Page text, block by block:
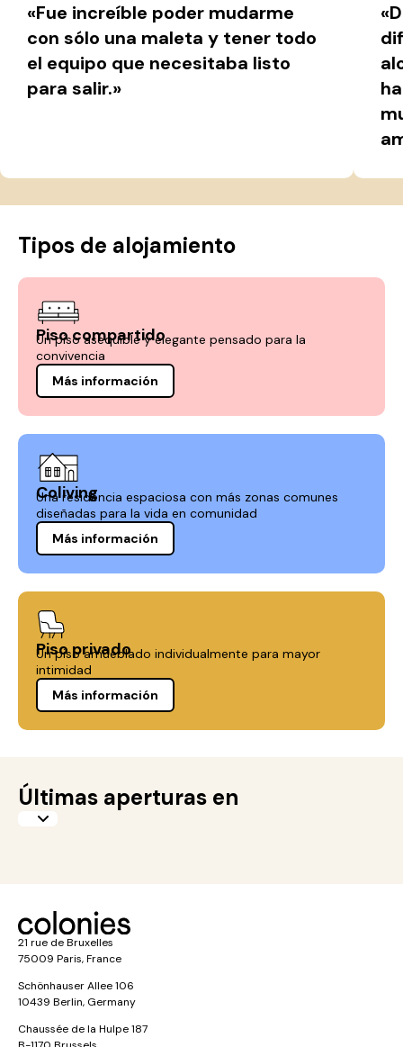
«Fue increíble poder mudarme
con sólo una maleta y tener todo
el equipo que necesitaba listo
para salir.»
Tipos de alojamiento
Piso compartido
Un piso asequible y elegante pensado para la
convivencia
Más información
Coliving
Una residencia espaciosa con más zonas comunes
diseñadas para la vida en comunidad
Más información
Piso privado
Un piso amueblado individualmente para mayor
intimidad
Más información
Últimas aperturas en
21 rue de Bruxelles
75009 Paris, France
Schönhauser Allee 106
10439 Berlin, Germany
Chaussée de la Hulpe 187